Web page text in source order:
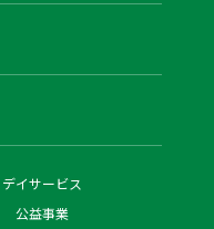
デイサービス
公益事業